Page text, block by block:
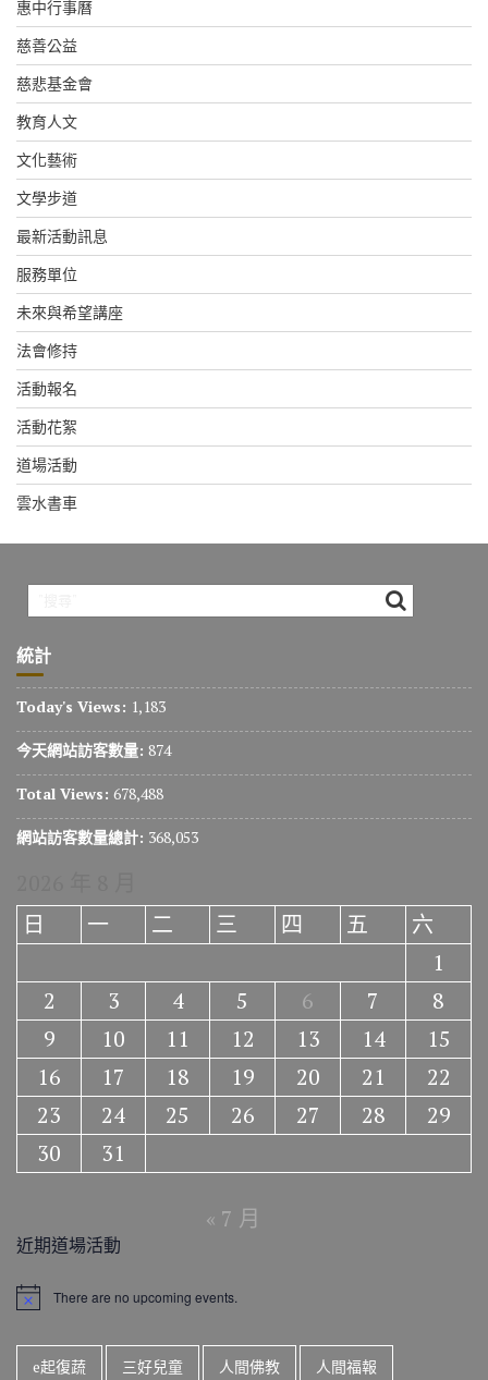
惠中行事曆
慈善公益
慈悲基金會
教育人文
文化藝術
文學步道
最新活動訊息
服務單位
未來與希望講座
法會修持
活動報名
活動花絮
道場活動
雲水書車
統計
Today's Views: 1,183
今天網站訪客數量: 874
Total Views: 678,488
網站訪客數量總計: 368,053
日
一 二 三 四 五
六
1
2
3 4 5 6 7
8
9
10 11 12 13 14
15
16
17 18 19 20 21
22
23
24 25 26 27 28
29
30
31
« 7 月
近期道場活動
N
There are no upcoming events.
e起復蔬 三好兒童 人間佛教 人間福報